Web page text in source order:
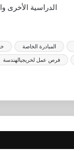
الدراسية الأخرى
المبادرة الخاصة
فرص عمل لخريجيالهندسة